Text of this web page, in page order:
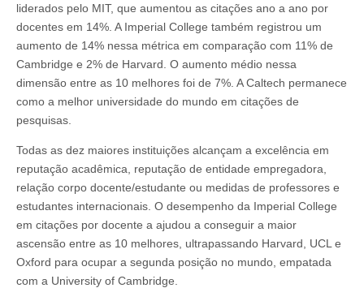
liderados pelo MIT, que aumentou as citações ano a ano por
docentes em 14%. A Imperial College também registrou um
aumento de 14% nessa métrica em comparação com 11% de
Cambridge e 2% de Harvard. O aumento médio nessa
dimensão entre as 10 melhores foi de 7%. A Caltech permanece
como a melhor universidade do mundo em citações de
pesquisas.
Todas as dez maiores instituições alcançam a excelência em
reputação acadêmica, reputação de entidade empregadora,
relação corpo docente/estudante ou medidas de professores e
estudantes internacionais. O desempenho da Imperial College
em citações por docente a ajudou a conseguir a maior
ascensão entre as 10 melhores, ultrapassando Harvard, UCL e
Oxford para ocupar a segunda posição no mundo, empatada
com a University of Cambridge.